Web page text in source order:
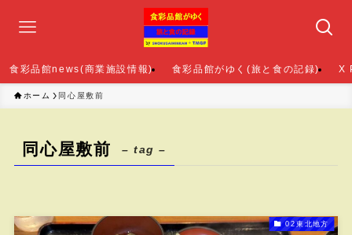
食彩品館news(商業施設情報) 食彩品館がゆく(旅と食の記録) X
ホーム 同心屋敷前
同心屋敷前 – tag –
02東北地方